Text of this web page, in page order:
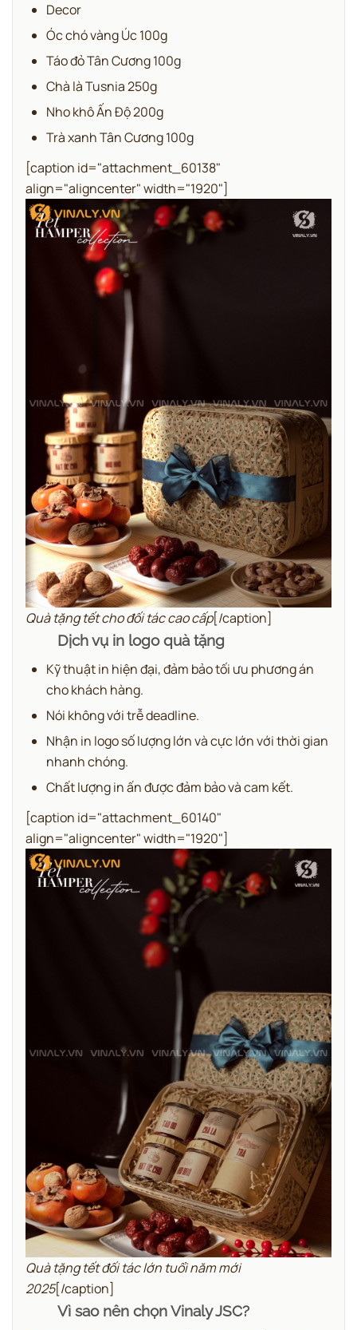
Decor
Óc chó vàng Úc 100g
Táo đỏ Tân Cương 100g
Chà là Tusnia 250g
Nho khô Ấn Độ 200g
Trà xanh Tân Cương 100g
[caption id="attachment_60138"
align="aligncenter" width="1920"]
Quà tặng tết cho đối tác cao cấp[/caption]
Dịch vụ in logo quà tặng
Kỹ thuật in hiện đại, đảm bảo tối ưu phương án
cho khách hàng.
Nói không với trễ deadline.
Nhận in logo số lượng lớn và cực lớn với thời gian
nhanh chóng.
Chất lượng in ấn được đảm bảo và cam kết.
[caption id="attachment_60140"
align="aligncenter" width="1920"]
Quà tặng tết đối tác lớn tuổi năm mới
2025[/caption]
Vì sao nên chọn Vinaly JSC?